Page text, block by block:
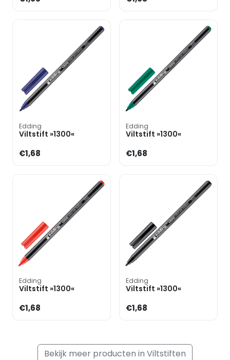
Edding
Viltstift »1300«
€1,68
Edding
Viltstift »1300«
€1,68
Edding
Viltstift »1300«
€1,68
Edding
Viltstift »1300«
€1,68
Bekijk meer producten in Viltstiften